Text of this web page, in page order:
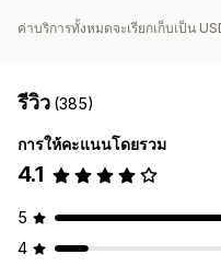
การชำระเงินอัตโนมัติ
การจ่า
ค่าบริการทั้งหมดจะเรียกเก็บเป็น
รีวิว (385)
การให้คะแนนโดยรวม
4.1
5
4